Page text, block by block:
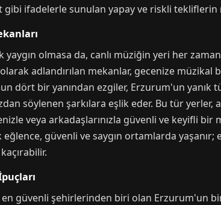
ifadelerle sunulan yapay ve riskli tekliflerin
olmasa da, canlı müziğin yeri her
adlandırılan mekanlar, gecenize
dört bir yanından ezgiler, Erzurum'un
söylenen şarkılara eşlik eder. Bu tür
veya arkadaşlarınızla güvenli ve keyifli
güvenli ve saygın ortamlarda
güvenli şehirlerinden biri olan Erzurum'un